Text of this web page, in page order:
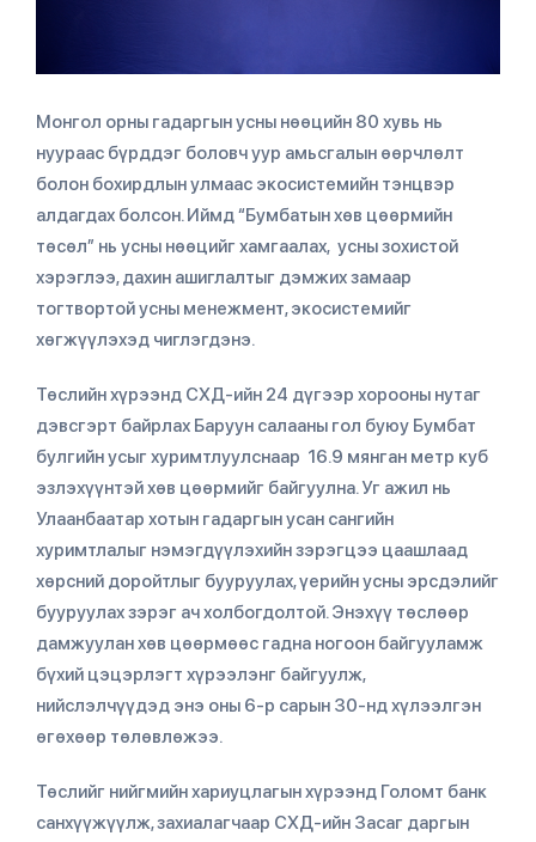
Монгол орны гадаргын усны нөөцийн 80 хувь нь
нуураас бүрддэг боловч уур амьсгалын өөрчлөлт
болон бохирдлын улмаас экосистемийн тэнцвэр
алдагдах болсон. Иймд “Бумбатын хөв цөөрмийн
төсөл” нь усны нөөцийг хамгаалах, усны зохистой
хэрэглээ, дахин ашиглалтыг дэмжих замаар
тогтвортой усны менежмент, экосистемийг
хөгжүүлэхэд чиглэгдэнэ.
Төслийн хүрээнд СХД-ийн 24 дүгээр хорооны нутаг
дэвсгэрт байрлах Баруун салааны гол буюу Бумбат
булгийн усыг хуримтлуулснаар 16.9 мянган метр куб
эзлэхүүнтэй хөв цөөрмийг байгуулна. Уг ажил нь
Улаанбаатар хотын гадаргын усан сангийн
хуримтлалыг нэмэгдүүлэхийн зэрэгцээ цаашлаад
хөрсний доройтлыг бууруулах, үерийн усны эрсдэлийг
бууруулах зэрэг ач холбогдолтой. Энэхүү төслөөр
дамжуулан хөв цөөрмөөс гадна ногоон байгууламж
бүхий цэцэрлэгт хүрээлэнг байгуулж,
нийслэлчүүдэд энэ оны 6-р сарын 30-нд хүлээлгэн
өгөхөөр төлөвлөжээ.
Төслийг нийгмийн хариуцлагын хүрээнд Голомт банк
санхүүжүүлж, захиалагчаар СХД-ийн Засаг даргын